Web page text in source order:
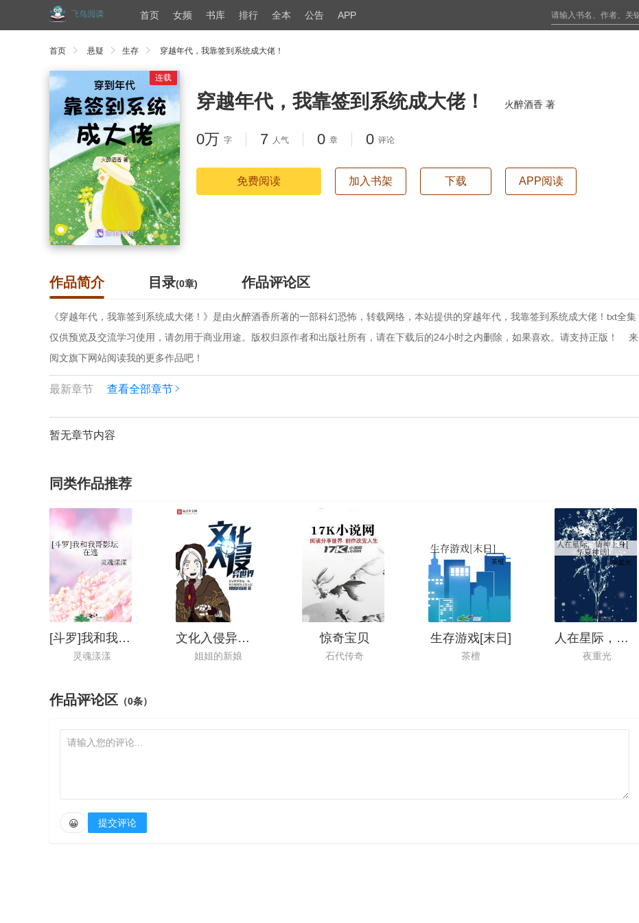
首页 女频 书库 排行 全本 公告 APP
首页 悬疑 生存 穿越年代，我靠签到系统成大佬！
连载
穿越年代，我靠签到系统成大佬！ 火醉酒香 著
0万 字 7 人气 0 章 0 评论
免费阅读 加入书架 下载 APP阅读
作品简介 目录(0章) 作品评论区
《穿越年代，我靠签到系统成大佬！》是由火醉酒香所著的一部科幻恐怖，转载网络，本站提供的穿越年代，我靠签到系统成大佬！txt全集
仅供预览及交流学习使用，请勿用于商业用途。版权归原作者和出版社所有，请在下载后的24小时之内删除，如果喜欢。请支持正版！    来
阅文旗下网站阅读我的更多作品吧！
最新章节 查看全部章节
暂无章节内容
同类作品推荐
[斗罗]我和我哥影坛在逃
灵魂漾漾
文化入侵异世界
姐姐的新娘
惊奇宝贝
石代传奇
生存游戏[末日]
茶檀
人在星际，请神上身[华夏神话]
夜重光
作品评论区 （0条）
😀 提交评论